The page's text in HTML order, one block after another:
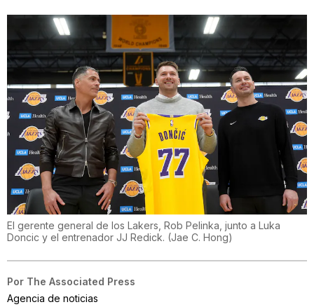
El gerente general de los Lakers, Rob Pelinka, junto a Luka
Doncic y el entrenador JJ Redick. (Jae C. Hong)
Por The Associated Press
Agencia de noticias